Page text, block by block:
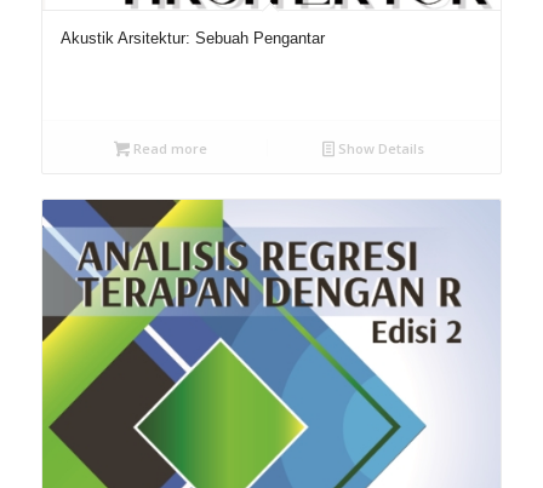
Akustik Arsitektur: Sebuah Pengantar
Read more Show Details